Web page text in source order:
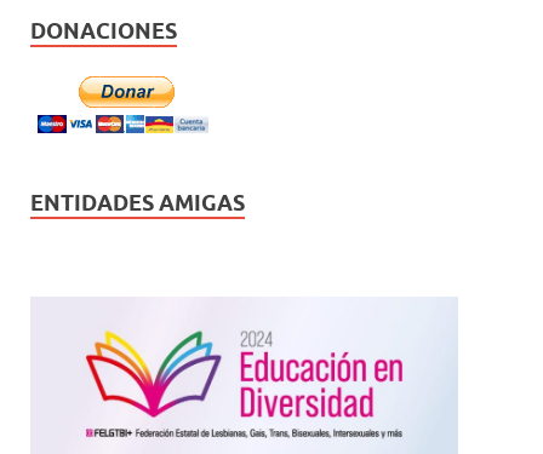
DONACIONES
ENTIDADES AMIGAS